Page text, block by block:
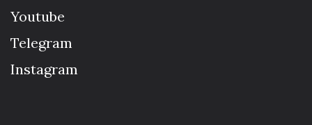
Youtube
Telegram
Instagram